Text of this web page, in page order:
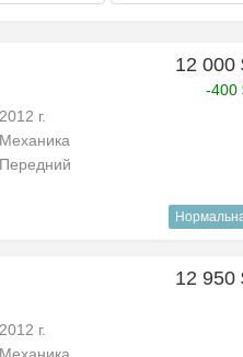
12 000
-400
2012 г.
Механика
Передний
12 950
2012 г.